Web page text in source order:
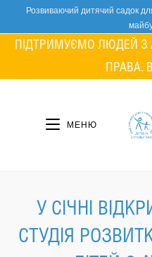
content
Розвиваючий дитячий садок
ПІДТРИМУЄМО ЛЮДЕЙ
ПРАВА.
МЕНЮ
У СІЧНІ
СТУДІЯ